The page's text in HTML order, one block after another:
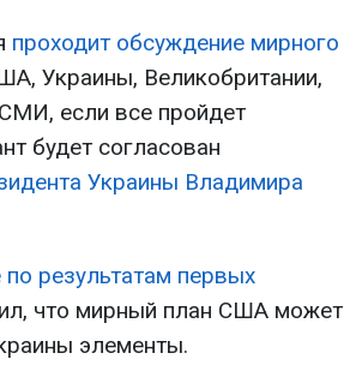
проходит обсуждение мирного
Украины, Великобритании,
если все пройдет
будет согласован
Украины Владимира
результатам первых
что мирный план США может
элементы.